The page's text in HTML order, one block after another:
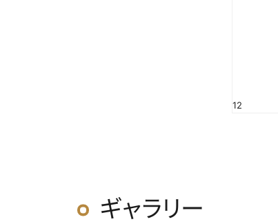
12
ギャラリー